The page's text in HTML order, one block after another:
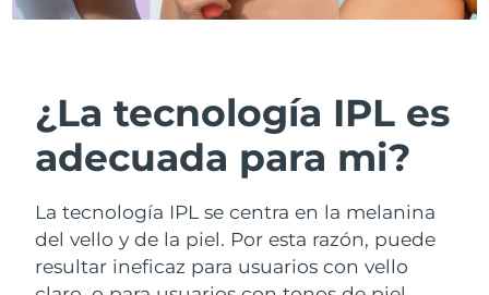
¿La tecnología IPL es
adecuada para mi?
La tecnología IPL se centra en la melanina
del vello y de la piel. Por esta razón, puede
resultar ineficaz para usuarios con vello
Líbano Entrega prevista30/1/2026
Luxemburgo Entrega prevista29/1/2026